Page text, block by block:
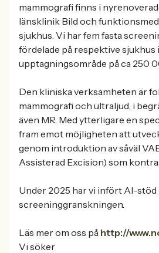
mammografi finns i
länsklinik Bild och
sjukhus. Vi har fem fasta
fördelade på respektive sjukhus
upptagningsområde på ca 250
Den kliniska verksamheten är
mammografi och ultraljud, i
även MR. Med ytterligare en
fram emot möjligheten att
genom introduktion av såväl
Assisterad Excision) som
Under 2025 har vi infört AI-stöd
screeninggranskningen.
Läs mer om oss på http://
Vi söker